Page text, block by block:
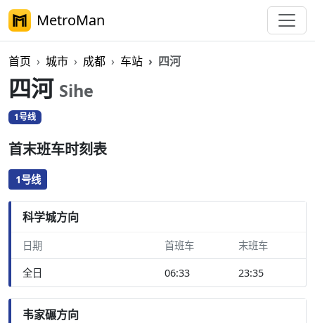
MetroMan
首页 城市 成都 车站 四河
四河 Sihe
1号线
首末班车时刻表
1号线
科学城方向
日期 首班车 末班车
全日 06:33 23:35
韦家碾方向